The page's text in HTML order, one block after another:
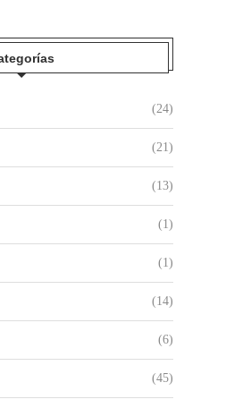
RIESGO
POLICÍA LOCAL DE
BUSCA AL
30/07/2026
(24)
(21)
(13)
(1)
(1)
(14)
(6)
(45)